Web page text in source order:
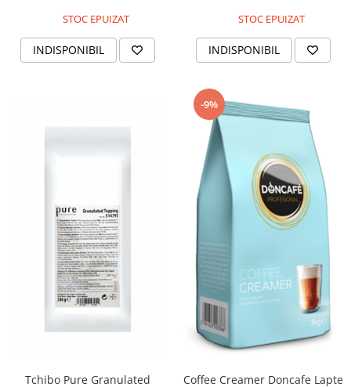
STOC EPUIZAT
INDISPONIBIL
STOC EPUIZAT
INDISPONIBIL
Tchibo Pure Granulated
-9%
Coffee Creamer Doncafe Lapte